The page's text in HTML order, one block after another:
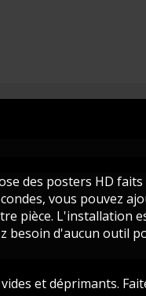
des posters HD faits
vous pouvez
pièce. L'installation
besoin d'aucun outil
et déprimants.